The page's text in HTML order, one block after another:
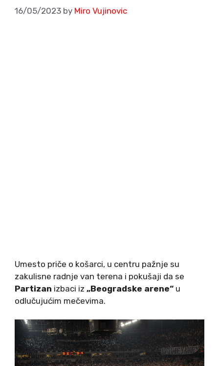
16/05/2023 by Miro Vujinovic
Umesto priče o košarci, u centru pažnje su
zakulisne radnje van terena i pokušaji da se
Partizan izbaci iz „Beogradske arene“ u
odlučujućim mečevima.